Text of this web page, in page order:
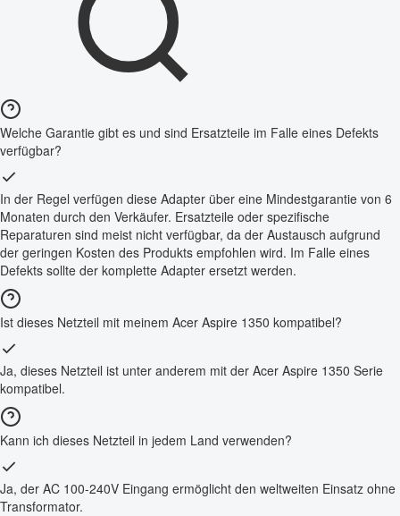
Welche Garantie gibt es und sind Ersatzteile im Falle eines Defekts
verfügbar?
In der Regel verfügen diese Adapter über eine Mindestgarantie von 6
Monaten durch den Verkäufer. Ersatzteile oder spezifische
Reparaturen sind meist nicht verfügbar, da der Austausch aufgrund
der geringen Kosten des Produkts empfohlen wird. Im Falle eines
Defekts sollte der komplette Adapter ersetzt werden.
Ist dieses Netzteil mit meinem Acer Aspire 1350 kompatibel?
Ja, dieses Netzteil ist unter anderem mit der Acer Aspire 1350 Serie
kompatibel.
Kann ich dieses Netzteil in jedem Land verwenden?
Ja, der AC 100-240V Eingang ermöglicht den weltweiten Einsatz ohne
Transformator.